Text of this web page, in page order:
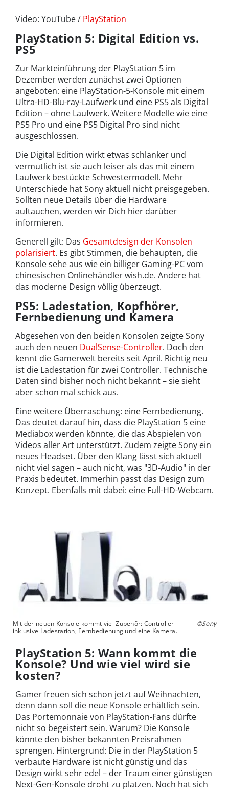
Video: YouTube / PlayStation
PlayStation 5: Digital Edition vs.
PS5
Zur Markteinführung der PlayStation 5 im
Dezember werden zunächst zwei Optionen
angeboten: eine PlayStation-5-Konsole mit einem
Ultra-HD-Blu-ray-Laufwerk und eine PS5 als Digital
Edition – ohne Laufwerk. Weitere Modelle wie eine
PS5 Pro und eine PS5 Digital Pro sind nicht
ausgeschlossen.
Die Digital Edition wirkt etwas schlanker und
vermutlich ist sie auch leiser als das mit einem
Laufwerk bestückte Schwestermodell. Mehr
Unterschiede hat Sony aktuell nicht preisgegeben.
Sollten neue Details über die Hardware
auftauchen, werden wir Dich hier darüber
informieren.
Generell gilt: Das Gesamtdesign der Konsolen
polarisiert. Es gibt Stimmen, die behaupten, die
Konsole sehe aus wie ein billiger Gaming-PC vom
chinesischen Onlinehändler wish.de. Andere hat
das moderne Design völlig überzeugt.
PS5: Ladestation, Kopfhörer,
Fernbedienung und Kamera
Abgesehen von den beiden Konsolen zeigte Sony
auch den neuen DualSense-Controller. Doch den
kennt die Gamerwelt bereits seit April. Richtig neu
ist die Ladestation für zwei Controller. Technische
Daten sind bisher noch nicht bekannt – sie sieht
aber schon mal schick aus.
Eine weitere Überraschung: eine Fernbedienung.
Das deutet darauf hin, dass die PlayStation 5 eine
Mediabox werden könnte, die das Abspielen von
Videos aller Art unterstützt. Zudem zeigte Sony ein
neues Headset. Über den Klang lässt sich aktuell
nicht viel sagen – auch nicht, was "3D-Audio" in der
Praxis bedeutet. Immerhin passt das Design zum
Konzept. Ebenfalls mit dabei: eine Full-HD-Webcam.
Mit der neuen Konsole kommt viel Zubehör: Controller
inklusive Ladestation, Fernbedienung und eine Kamera.
©Sony
PlayStation 5: Wann kommt die
Konsole? Und wie viel wird sie
kosten?
Gamer freuen sich schon jetzt auf Weihnachten,
denn dann soll die neue Konsole erhältlich sein.
Das Portemonnaie von PlayStation-Fans dürfte
nicht so begeistert sein. Warum? Die Konsole
könnte den bisher bekannten Preisrahmen
sprengen. Hintergrund: Die in der PlayStation 5
verbaute Hardware ist nicht günstig und das
Design wirkt sehr edel – der Traum einer günstigen
Next-Gen-Konsole droht zu platzen. Noch hat sich